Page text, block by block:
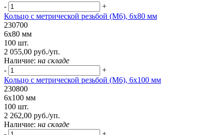
-
+
Кольцо с метрической резьбой (М6), 6х80 мм
230700
6х80 мм
100 шт.
2 055,00 руб./уп.
Наличие: на складе
-
+
Кольцо с метрической резьбой (М6), 6х100 мм
230800
6х100 мм
100 шт.
2 262,00 руб./уп.
Наличие: на складе